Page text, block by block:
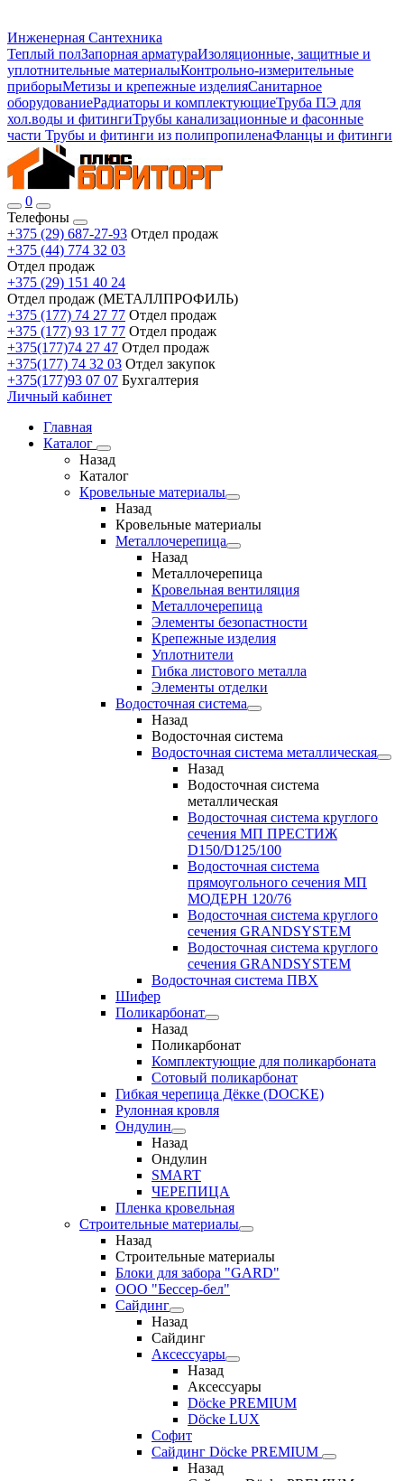
Инженерная Сантехника
Теплый полЗапорная арматураИзоляционные, защитные и
уплотнительные материалыКонтрольно-измерительные
приборыМетизы и крепежные изделияСанитарное
оборудованиеРадиаторы и комплектующиеТруба ПЭ для
хол.воды и фитингиТрубы канализационные и фасонные
части Трубы и фитинги из полипропиленаФланцы и фитинги
0
Телефоны
+375 (29) 687-27-93 Отдел продаж
+375 (44) 774 32 03
Отдел продаж
+375 (29) 151 40 24
Отдел продаж (МЕТАЛЛПРОФИЛЬ)
+375 (177) 74 27 77 Отдел продаж
+375 (177) 93 17 77 Отдел продаж
+375(177)74 27 47 Отдел продаж
+375(177) 74 32 03 Отдел закупок
+375(177)93 07 07 Бухгалтерия
Личный кабинет
Главная
Каталог
Назад
Каталог
Кровельные материалы
Назад
Кровельные материалы
Металлочерепица
Назад
Металлочерепица
Кровельная вентиляция
Металлочерепица
Элементы безопастности
Крепежные изделия
Уплотнители
Гибка листового металла
Элементы отделки
Водосточная система
Назад
Водосточная система
Водосточная система металлическая
Назад
Водосточная система
металлическая
Водосточная система круглого
сечения МП ПРЕСТИЖ
D150/D125/100
Водосточная система
прямоугольного сечения МП
МОДЕРН 120/76
Водосточная система круглого
сечения GRANDSYSTEM
Водосточная система круглого
сечения GRANDSYSTEM
Водосточная система ПВХ
Шифер
Поликарбонат
Назад
Поликарбонат
Комплектующие для поликарбоната
Сотовый поликарбонат
Гибкая черепица Дёкке (DOCKE)
Рулонная кровля
Ондулин
Назад
Ондулин
SMART
ЧЕРЕПИЦА
Пленка кровельная
Строительные материалы
Назад
Строительные материалы
Блоки для забора "GARD"
ООО "Бессер-бел"
Сайдинг
Назад
Сайдинг
Аксессуары
Назад
Аксессуары
Döcke PREMIUM
Döcke LUX
Софит
Сайдинг Döcke PREMIUM
Назад